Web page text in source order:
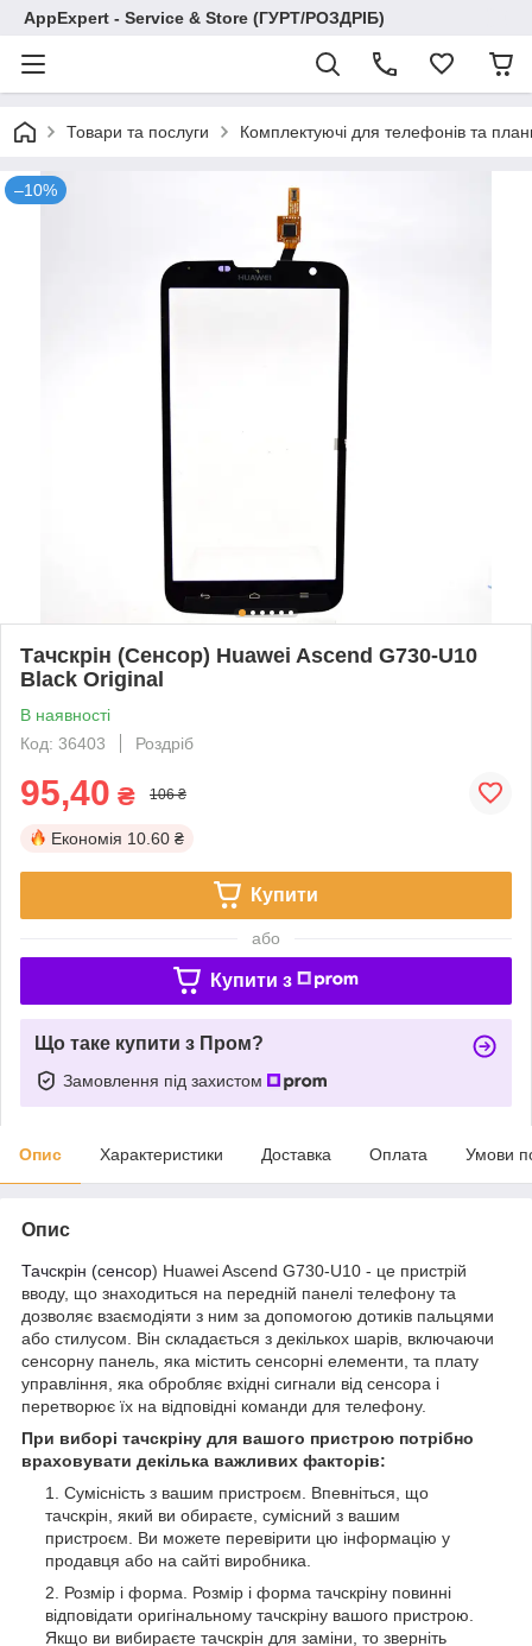
AppExpert - Service & Store (ГУРТ/РОЗДРІБ)
Товари та послуги Комплектуючі для телефонів та
–10%
Тачскрін (Сенсор) Huawei Ascend G730-U10
Black Original
В наявності
Код: 36403
Роздріб
95,40 ₴ 106 ₴
Економія 10.60 ₴
Купити
або
Купити з
Що таке купити з Пром?
Замовлення під захистом
Опис Характеристики Доставка Оплата Умови
Опис
Тачскрін (сенсор) Huawei Ascend G730-U10 - це пристрій
вводу, що знаходиться на передній панелі телефону та
дозволяє взаємодіяти з ним за допомогою дотиків пальцями
або стилусом. Він складається з декількох шарів, включаючи
сенсорну панель, яка містить сенсорні елементи, та плату
управління, яка обробляє вхідні сигнали від сенсора і
перетворює їх на відповідні команди для телефону.
При виборі тачскріну для вашого пристрою потрібно
враховувати декілька важливих факторів:
Сумісність з вашим пристроєм. Впевніться, що
тачскрін, який ви обираєте, сумісний з вашим
пристроєм. Ви можете перевірити цю інформацію у
продавця або на сайті виробника.
Розмір і форма. Розмір і форма тачскріну повинні
відповідати оригінальному тачскріну вашого пристрою.
Якщо ви вибираєте тачскрін для заміни, то зверніть